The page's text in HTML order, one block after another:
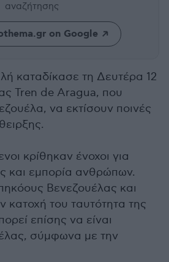
αναζήτησης
on Google
καταδίκασε τη Δευτέρα 12
Tren de Aragua, που
να εκτίσουν ποινές
κρίθηκαν ένοχοι για
και εμπορία ανθρώπων.
Βενεζουέλας και
κατοχή του ταυτότητα της
επίσης να είναι
σύμφωνα με την